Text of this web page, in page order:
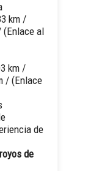
km /
(Enlace al
km /
/(Enlace
de
de